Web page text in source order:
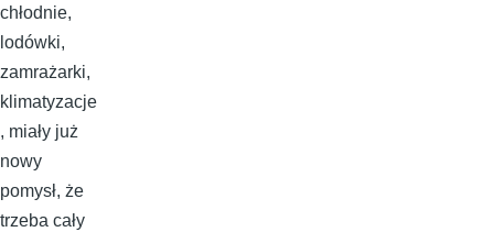
chłodnie,
lodówki,
zamrażarki,
klimatyzacje
, miały już
nowy
pomysł, że
trzeba cały